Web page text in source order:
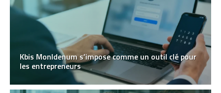
Kbis MonIdenum s’impose comme un outil clé pour
les entrepreneurs